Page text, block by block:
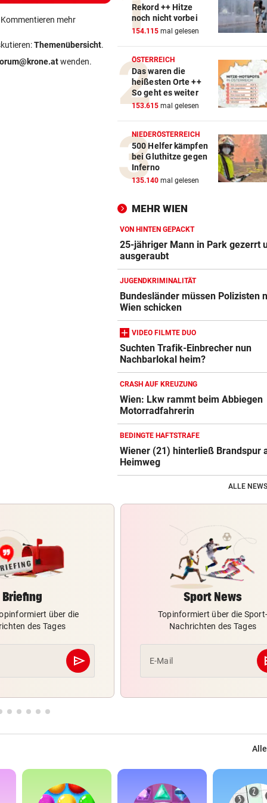
mehr
Themenübersicht.
wenden.
Rekord ++ Hitze
noch nicht vorbei
154.115 mal gelesen
ÖSTERREICH
Das waren die
heißesten Orte ++
So geht es weiter
153.615 mal gelesen
NIEDERÖSTERREICH
500 Helfer kämpfen
bei Gluthitze gegen
Inferno
135.140 mal gelesen
MEHR WIEN
VON HINTEN GEPACKT
25-jähriger Mann in Park gezerrt
ausgeraubt
JUGENDKRIMINALITÄT
Bundesländer müssen Polizisten
Wien schicken
VIDEO FILMTE DUO
Suchten Trafik-Einbrecher nun
Nachbarlokal heim?
CRASH AUF KREUZUNG
Wien: Lkw rammt beim Abbiegen
Motorradfahrerin
BEDINGTE HAFTSTRAFE
Wiener (21) hinterließ Brandspur
Heimweg
ALLE
Briefing
über die
des Tages
send
Abschicken
Sport News
Topinformiert über die
Nachrichten des Tages
E-Mail